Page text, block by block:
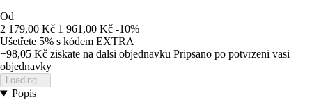
Od
2 179,00 Kč 1 961,00 Kč -10%
Ušetřete 5% s kódem EXTRA
+98,05 Kč ziskate na dalsi objednavku Pripsano po potvrzeni vasi
objednavky
Loading...
Popis